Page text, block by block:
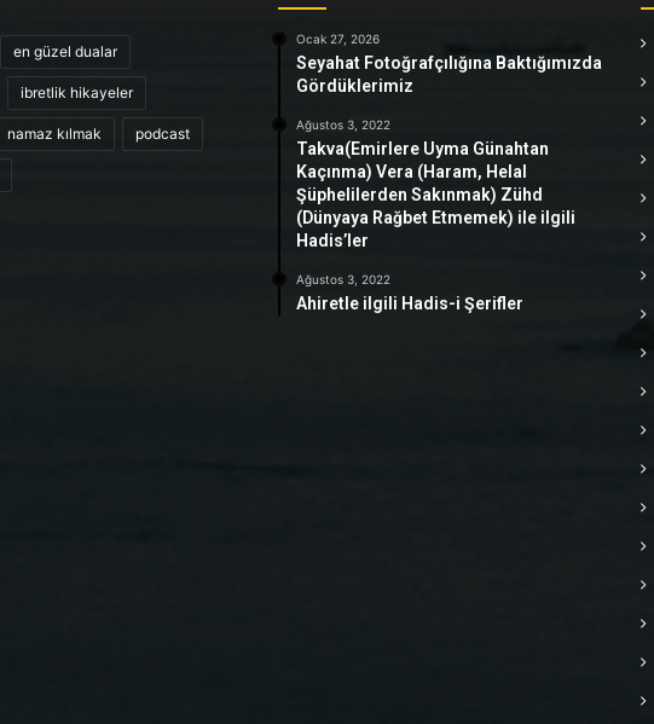
en güzel dualar
ibretlik hikayeler
namaz kılmak podcast
Ocak 27, 2026
Seyahat Fotoğrafçılığına Baktığımızda
Gördüklerimiz
Ağustos 3, 2022
Takva(Emirlere Uyma Günahtan
Kaçınma) Vera (Haram, Helal
Şüphelilerden Sakınmak) Zühd
(Dünyaya Rağbet Etmemek) ile ilgili
Hadis’ler
Ağustos 3, 2022
Ahiretle ilgili Hadis-i Şerifler